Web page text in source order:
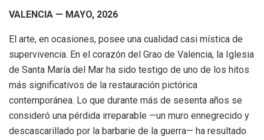
VALENCIA — MAYO, 2026
El arte, en ocasiones, posee una cualidad casi mística de
supervivencia. En el corazón del Grao de Valencia, la Iglesia
de Santa María del Mar ha sido testigo de uno de los hitos
más significativos de la restauración pictórica
contemporánea. Lo que durante más de sesenta años se
consideró una pérdida irreparable —un muro ennegrecido y
descascarillado por la barbarie de la guerra— ha resultado